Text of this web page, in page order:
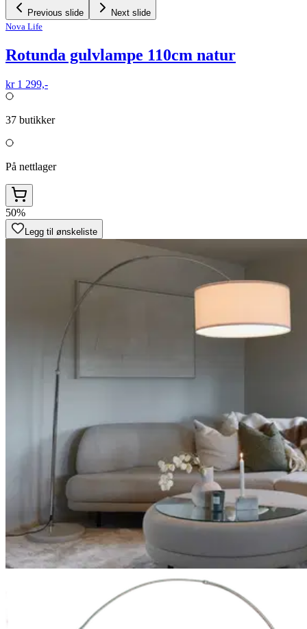
Previous slide
Next slide
Nova Life
Rotunda gulvlampe 110cm natur
kr 1 299,-
37 butikker
På nettlager
50%
Legg til ønskeliste